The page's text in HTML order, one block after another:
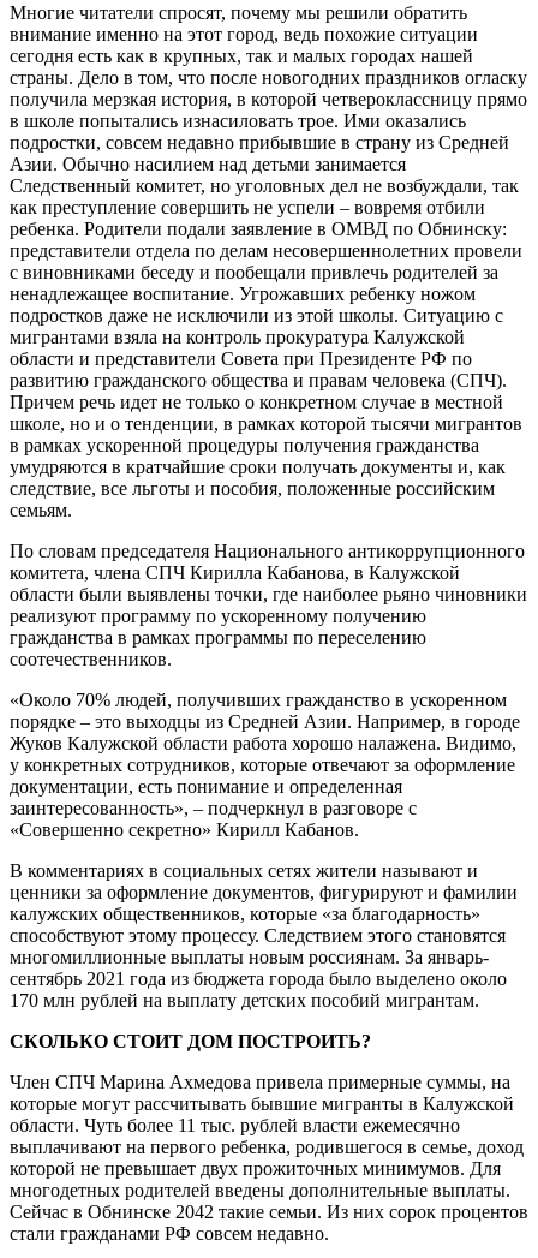
Многие читатели спросят, почему мы решили обратить
внимание именно на этот город, ведь похожие ситуации
сегодня есть как в крупных, так и малых городах нашей
страны. Дело в том, что после новогодних праздников огласку
получила мерзкая история, в которой четвероклассницу прямо
в школе попытались изнасиловать трое. Ими оказались
подростки, совсем недавно прибывшие в страну из Средней
Азии. Обычно насилием над детьми занимается
Следственный комитет, но уголовных дел не возбуждали, так
как преступление совершить не успели – вовремя отбили
ребенка. Родители подали заявление в ОМВД по Обнинску:
представители отдела по делам несовершеннолетних провели
с виновниками беседу и пообещали привлечь родителей за
ненадлежащее воспитание. Угрожавших ребенку ножом
подростков даже не исключили из этой школы. Ситуацию с
мигрантами взяла на контроль прокуратура Калужской
области и представители Совета при Президенте РФ по
развитию гражданского общества и правам человека (СПЧ).
Причем речь идет не только о конкретном случае в местной
школе, но и о тенденции, в рамках которой тысячи мигрантов
в рамках ускоренной процедуры получения гражданства
умудряются в кратчайшие сроки получать документы и, как
следствие, все льготы и пособия, положенные российским
семьям.
По словам председателя Национального антикоррупционного
комитета, члена СПЧ Кирилла Кабанова, в Калужской
области были выявлены точки, где наиболее рьяно чиновники
реализуют программу по ускоренному получению
гражданства в рамках программы по переселению
соотечественников.
«Около 70% людей, получивших гражданство в ускоренном
порядке – это выходцы из Средней Азии. Например, в городе
Жуков Калужской области работа хорошо налажена. Видимо,
у конкретных сотрудников, которые отвечают за оформление
документации, есть понимание и определенная
заинтересованность», – подчеркнул в разговоре с
«Совершенно секретно» Кирилл Кабанов.
В комментариях в социальных сетях жители называют и
ценники за оформление документов, фигурируют и фамилии
калужских общественников, которые «за благодарность»
способствуют этому процессу. Следствием этого становятся
многомиллионные выплаты новым россиянам. За январь-
сентябрь 2021 года из бюджета города было выделено около
170 млн рублей на выплату детских пособий мигрантам.
СКОЛЬКО СТОИТ ДОМ ПОСТРОИТЬ?
Член СПЧ Марина Ахмедова привела примерные суммы, на
которые могут рассчитывать бывшие мигранты в Калужской
области. Чуть более 11 тыс. рублей власти ежемесячно
выплачивают на первого ребенка, родившегося в семье, доход
которой не превышает двух прожиточных минимумов. Для
многодетных родителей введены дополнительные выплаты.
Сейчас в Обнинске 2042 такие семьи. Из них сорок процентов
стали гражданами РФ совсем недавно.